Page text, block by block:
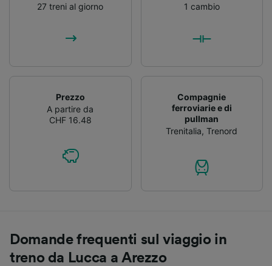
27 treni al giorno
1 cambio
Prezzo
A partire da
CHF 16.48
Compagnie
ferroviarie e di
pullman
Trenitalia,Trenord
Domande frequenti sul viaggio in
treno da Lucca a Arezzo